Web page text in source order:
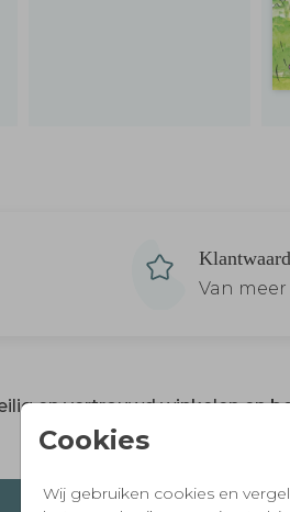
Cookies
Wij gebruiken cookies en
Van meer
en vertrouwd winkelen en